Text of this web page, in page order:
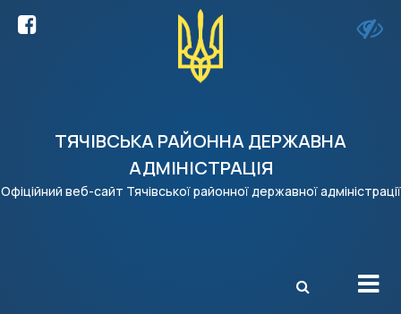
ТЯЧІВСЬКА РАЙОННА ДЕРЖАВНА
АДМІНІСТРАЦІЯ
Офіційний веб-сайт Тячівської районної державної адміністрації